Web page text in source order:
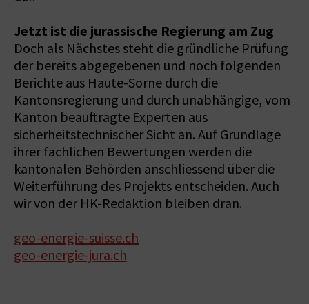
Jetzt ist die jurassische Regierung am Zug
Doch als Nächstes steht die gründliche Prüfung
der bereits abgegebenen und noch folgenden
Berichte aus Haute-Sorne durch die
Kantonsregierung und durch unabhängige, vom
Kanton beauftragte Experten aus
sicherheitstechnischer Sicht an. Auf Grundlage
ihrer fachlichen Bewertungen werden die
kantonalen Behörden anschliessend über die
Weiterführung des Projekts entscheiden. Auch
wir von der HK-Redaktion bleiben dran.
geo-energie-suisse.ch
geo-energie-jura.ch